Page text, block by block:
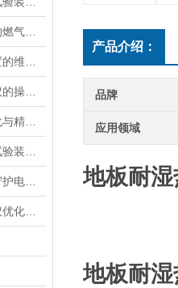
产品介绍：
品牌
应用领域
地板耐
地板耐